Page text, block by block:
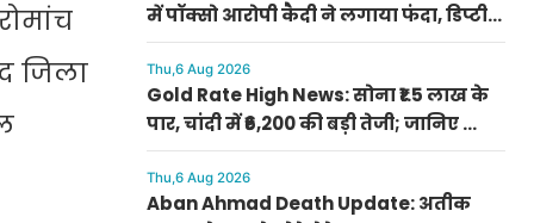
जिला
में पॉक्सो आरोपी कैदी ने लगाया फंदा, डिप्टी
सुपरिंटेंडेंट समेत 4 पर केस दर्ज
Thu,6 Aug 2026
Gold Rate High News: सोना ₹1.5 लाख के
पार, चांदी में ₹6,200 की बड़ी तेजी; जानिए क्यों
अचानक बढ़ गए रेट
Thu,6 Aug 2026
Aban Ahmad Death Update: अतीक